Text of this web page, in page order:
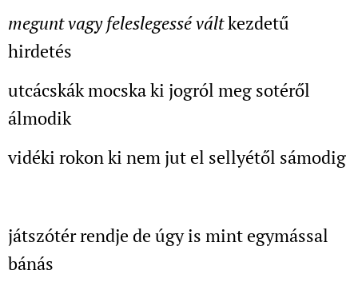
megunt vagy feleslegessé váltkezdetű
hirdetés
utcácskák mocska ki jogról meg sotéről
álmodik
vidéki rokon ki nem jut el sellyétől sámodig
játszótér rendje de úgy is mint egymással
bánás